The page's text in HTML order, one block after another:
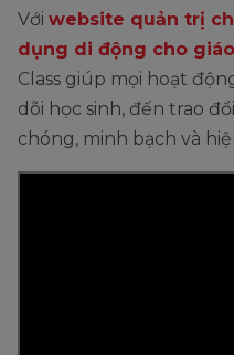
Với website quản trị
dụng di động cho
Class giúp mọi hoạt
dõi học sinh, đến trao
chóng, minh bạch và